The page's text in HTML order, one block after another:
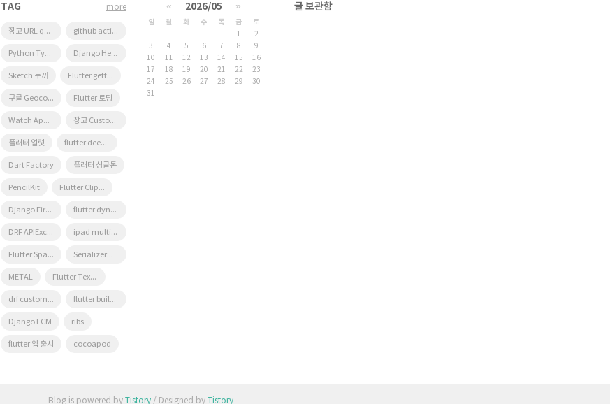
TAG
장고 URL querystring github actions
Python Type Hint Django Heroku Scheduler
Sketch 누끼 Flutter getter setter
구글 Geocoding API Flutter 로딩
Watch App for iOS App vs Watch App 장고 Custom Management Command
플러터 얼럿 flutter deep link
Dart Factory 플러터 싱글톤
PencilKit Flutter Clipboard
Django Firebase Cloud Messaging flutter dynamic link
DRF APIException ipad multitasking
Flutter Spacer SerializerMethodField
METAL Flutter Text Gradient
drf custom error flutter build mode
Django FCM ribs
flutter 앱 출시 cocoapod
more « 2026/05 »
일 월 화 수 목 금
토
1
2
3
4 5 6 7 8
9
10
11 12 13 14 15
16
17
18 19 20 21 22
23
24
25 26 27 28 29
30
31
글 보관함
Blog is powered by Tistory/ Designed by Tistory